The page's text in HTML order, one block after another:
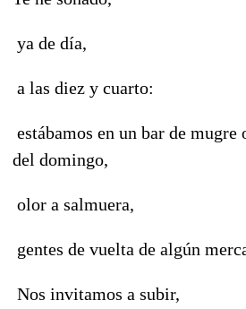
ya de día,
a las diez y cuarto:
estábamos en un bar de
del domingo,
olor a salmuera,
gentes de vuelta de algún
Nos invitamos a subir,